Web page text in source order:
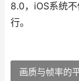
8.0，iOS系统
行。
画质与帧率的